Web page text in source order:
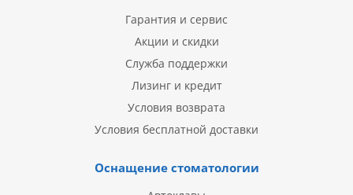
Гарантия и сервис
Акции и скидки
Служба поддержки
Лизинг и кредит
Условия возврата
Условия бесплатной доставки
Оснащение стоматологии